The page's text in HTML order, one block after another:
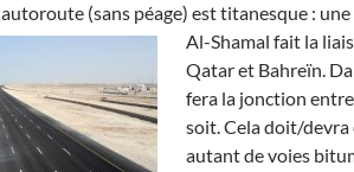
autoroute (sans péage) est titanesque :
Al-Shamal fait la
Qatar et Bahreïn.
fera la jonction entre
soit. Cela doit/
autant de voies